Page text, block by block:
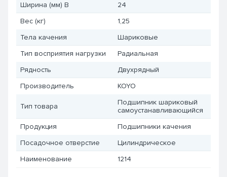
Ширина (мм) B
24
Вес (кг)
1,25
Тела качения
Шариковые
Тип восприятия нагрузки
Радиальная
Рядность
Двухрядный
Производитель
KOYO
Тип товара
Подшипник шариковый
самоустанавливающийся
Продукция
Подшипники качения
Посадочное отверстие
Цилиндрическое
Наименование
1214